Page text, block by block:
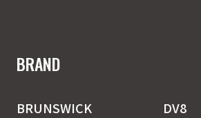
BRAND
BRUNSWICK
DV8